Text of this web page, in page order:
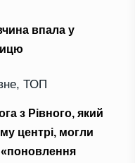
впала у
, ТОП
з Рівного, який
центрі, могли
«поновлення